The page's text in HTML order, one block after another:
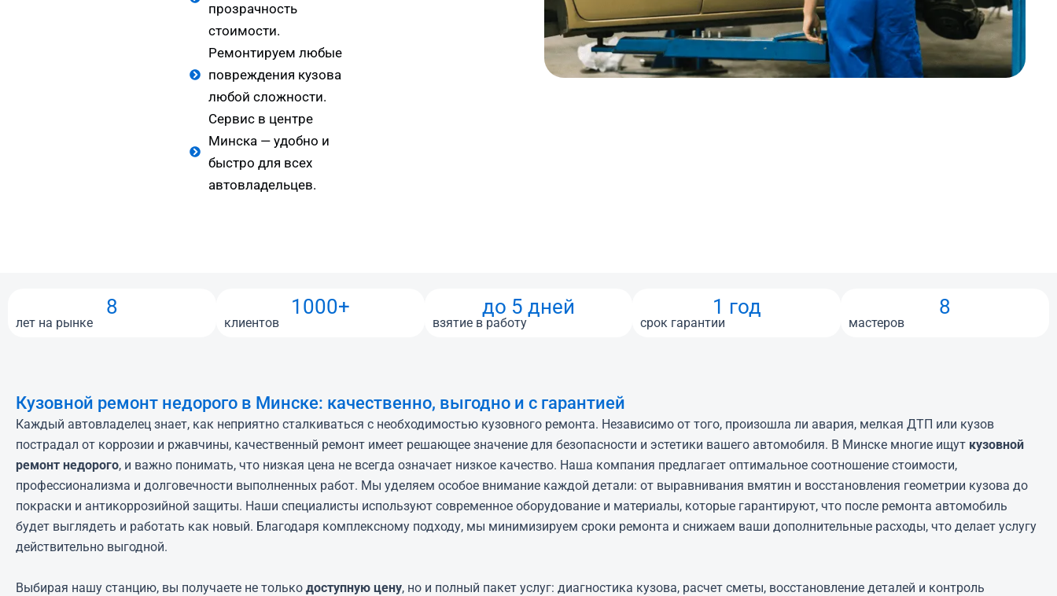
прозрачность
стоимости.
Ремонтируем любые
повреждения кузова
любой сложности.
Сервис в центре
Минска — удобно и
быстро для всех
автовладельцев.
8
лет на рынке
1000+
клиентов
до 5 дней
взятие в работу
1 год
срок гарантии
8
мастеров
Кузовной ремонт недорого в Минске: качественно, выгодно и с гарантией
Каждый автовладелец знает, как неприятно сталкиваться с необходимостью кузовного ремонта. Независимо от того, произошла ли авария, мелкая ДТП или кузов
пострадал от коррозии и ржавчины, качественный ремонт имеет решающее значение для безопасности и эстетики вашего автомобиля. В Минске многие ищут кузовной
ремонт недорого, и важно понимать, что низкая цена не всегда означает низкое качество. Наша компания предлагает оптимальное соотношение стоимости,
профессионализма и долговечности выполненных работ. Мы уделяем особое внимание каждой детали: от выравнивания вмятин и восстановления геометрии кузова до
покраски и антикоррозийной защиты. Наши специалисты используют современное оборудование и материалы, которые гарантируют, что после ремонта автомобиль
будет выглядеть и работать как новый. Благодаря комплексному подходу, мы минимизируем сроки ремонта и снижаем ваши дополнительные расходы, что делает услугу
действительно выгодной.
Выбирая нашу станцию, вы получаете не только доступную цену, но и полный пакет услуг: диагностика кузова, расчет сметы, восстановление деталей и контроль